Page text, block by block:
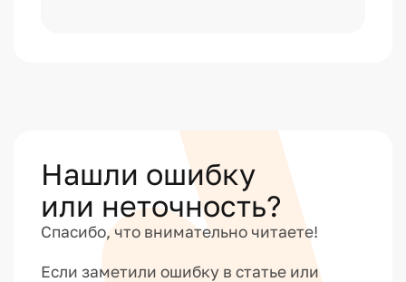
Нашли ошибку
или неточность?
Спасибо, что внимательно читаете!
Если заметили ошибку в статье или